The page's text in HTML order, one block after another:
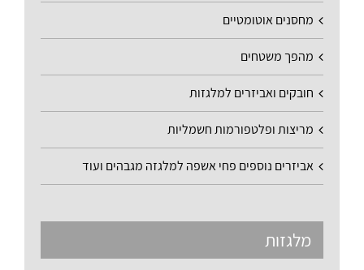
מחסנים אוטומטיים
מהפך משטחים
חובקים ואביזרים למלגזות
מריצות ופלטפורמות חשמליות
אביזרים נוספים פחי אשפה למלגזה מגבהים ועוד
מלגזות